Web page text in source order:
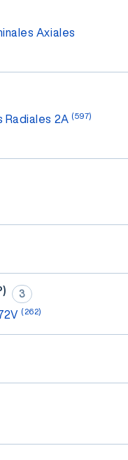
Axiales
Radiales 2A (597)
3
(262)